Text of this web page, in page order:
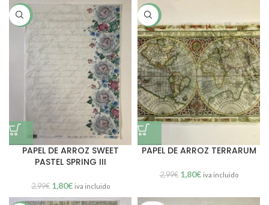
SALE
PAPEL DE ARROZ SWEET
PASTEL SPRING III
2,99€ 1,80€ iva incluido
SALE
PAPEL DE ARROZ TERRARUM
2,99€ 1,80€ iva incluido